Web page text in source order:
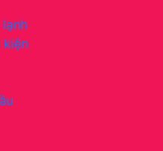
kiện